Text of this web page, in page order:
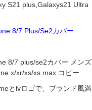
S21 plus,Galaxys21 Ultra
8/7 Plus/Se2カバー
8/7 plus/se2カバー メンズ
x/xr/xs/xs max コピー
とlvロゴで、ブランド風満